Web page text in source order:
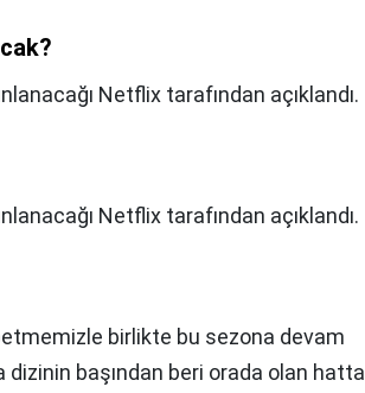
Netflix tarafından açıklandı.
Netflix tarafından açıklandı.
birlikte bu sezona devam
başından beri orada olan hatta